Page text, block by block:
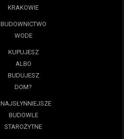
KRAKOWIE
BUDOWNICTWO
WODE
KUPUJESZ
ALBO
BUDUJESZ
DOM?
NAJSŁYNNIEJSZE
BUDOWLE
STAROŻYTNE